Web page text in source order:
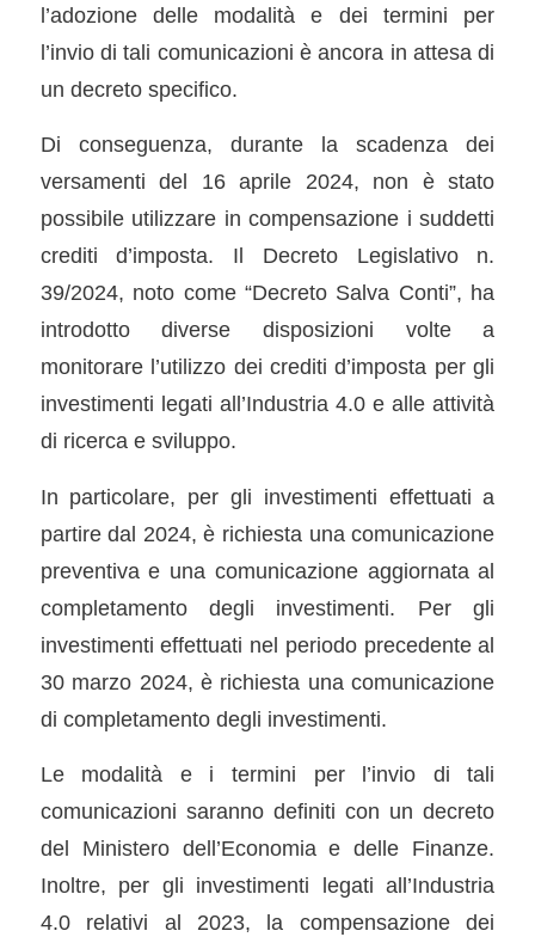
l’adozione delle modalità e dei termini per
l’invio di tali comunicazioni è ancora in attesa di
un decreto specifico.
Di conseguenza, durante la scadenza dei
versamenti del 16 aprile 2024, non è stato
possibile utilizzare in compensazione i suddetti
crediti d’imposta. Il Decreto Legislativo n.
39/2024, noto come “Decreto Salva Conti”, ha
introdotto diverse disposizioni volte a
monitorare l’utilizzo dei crediti d’imposta per gli
investimenti legati all’Industria 4.0 e alle attività
di ricerca e sviluppo.
In particolare, per gli investimenti effettuati a
partire dal 2024, è richiesta una comunicazione
preventiva e una comunicazione aggiornata al
completamento degli investimenti. Per gli
investimenti effettuati nel periodo precedente al
30 marzo 2024, è richiesta una comunicazione
di completamento degli investimenti.
Le modalità e i termini per l’invio di tali
comunicazioni saranno definiti con un decreto
del Ministero dell’Economia e delle Finanze.
Inoltre, per gli investimenti legati all’Industria
4.0 relativi al 2023, la compensazione dei